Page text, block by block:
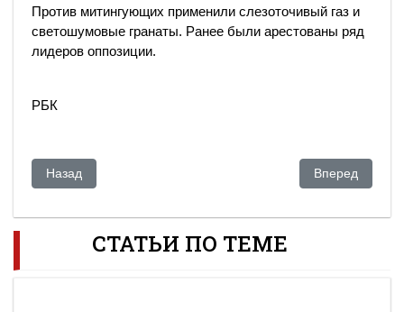
Против митингующих применили слезоточивый газ и
светошумовые гранаты. Ранее были арестованы ряд
лидеров оппозиции.
РБК
Предыдущий: Хороника событий в Киргизии
Назад Следующий:
Вперед
СТАТЬИ ПО ТЕМЕ